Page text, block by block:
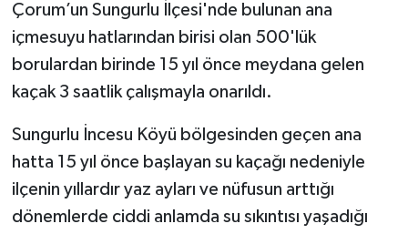
Çorum’un Sungurlu İlçesi'nde bulunan ana
içmesuyu hatlarından birisi olan 500'lük
borulardan birinde 15 yıl önce meydana gelen
kaçak 3 saatlik çalışmayla onarıldı.
Sungurlu İncesu Köyü bölgesinden geçen ana
hatta 15 yıl önce başlayan su kaçağı nedeniyle
ilçenin yıllardır yaz ayları ve nüfusun arttığı
dönemlerde ciddi anlamda su sıkıntısı yaşadığı
Sungurlu
Uğurludağ